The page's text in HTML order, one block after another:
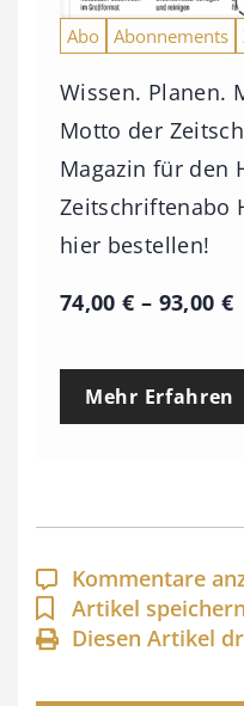
Abo Abonnements
Wissen. Planen.
Motto der
Magazin für den
Zeitschriftenabo
hier bestellen!
74,00€ – 93,00 €P
n
Mehr Erfahren
Kommentare
Artikel speichern
Diesen Artikel